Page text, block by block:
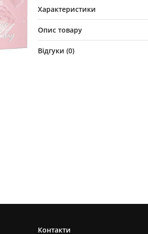
Характеристики
Опис товару
Відгуки (0)
Контакти